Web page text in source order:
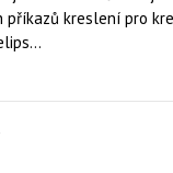
příkazů kreslení pro